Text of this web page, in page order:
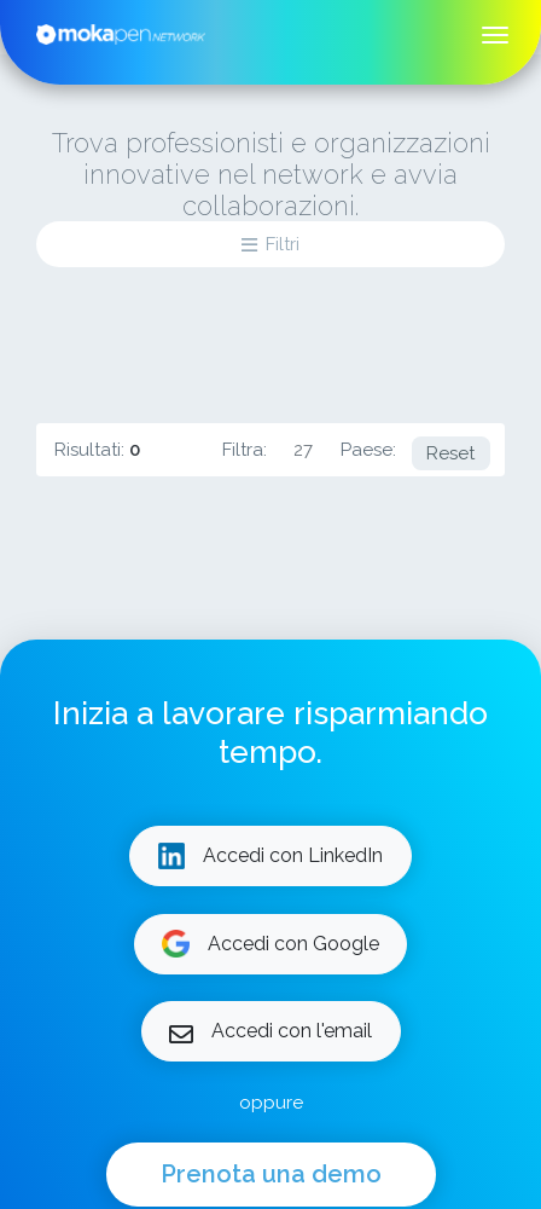
Trova professionisti e organizzazioni
innovative nel network e avvia
collaborazioni.
Filtri
Risultati: 0 Filtra: 27 Paese: UY
Reset
Inizia a lavorare risparmiando
tempo.
Accedi con LinkedIn
Accedi con Google
Accedi con l'email
oppure
Prenota una demo